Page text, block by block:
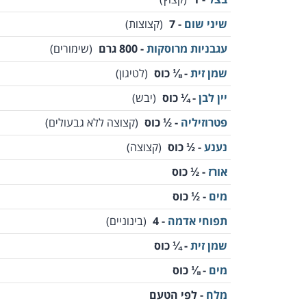
שיני שום - 7
(קצוצות)
עגבניות מרוסקות- 800 גרם
(שימורים)
שמן זית- ⅛ כוס (לטיגון)
יין לבן- ¼ כוס (יבש)
פטרוזיליה - ½ כוס (קצוצה ללא גבעולים)
נענע- ½ כוס (קצוצה)
אורז- ½ כוס
מים - ½ כוס
תפוחי אדמה - 4
(בינוניים)
שמן זית- ¼ כוס
מים - ⅛ כוס
מלח - לפי הטעם